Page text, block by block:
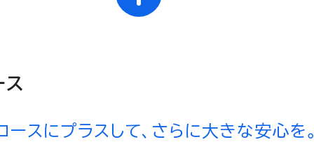
ースにプラスして、さらに大きな安心を